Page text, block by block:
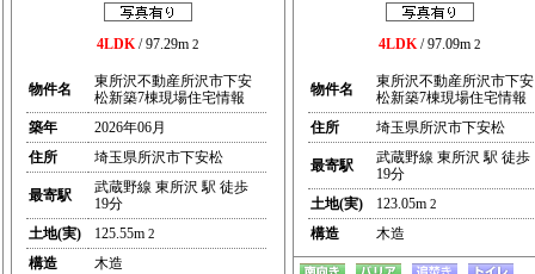
4LDK/ 97.29m 2
物件名
東所沢不動産所沢市下安
松新築7棟現場住宅情報
築年
2026年06月
住所
埼玉県所沢市下安松
最寄駅
武蔵野線 東所沢 駅 徒歩
19分
土地(実)
125.55m 2
構造 木造
4LDK/ 97.09m 2
物件名
東所沢不動産所沢市下安
松新築7棟現場住宅情報
住所
埼玉県所沢市下安松
最寄駅
武蔵野線 東所沢 駅 徒歩
19分
土地(実)
123.05m 2
構造 木造